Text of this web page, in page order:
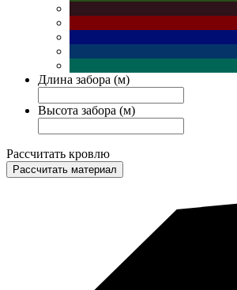
Длина забора (м)
Высота забора (м)
Рассчитать кровлю
Рассчитать материал